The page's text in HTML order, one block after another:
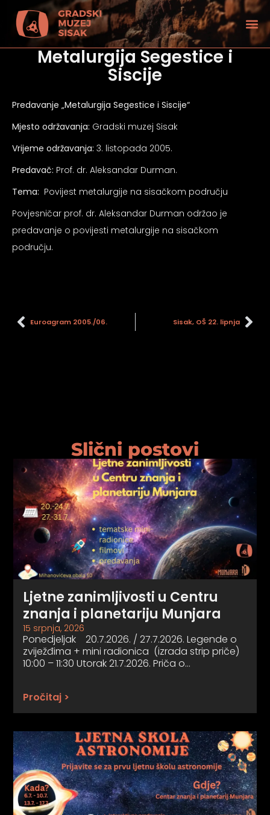
Metalurgija Segestice i
Siscije
Predavanje „Metalurgija Segestice i Siscije“
Mjesto održavanja: Gradski muzej Sisak
Vrijeme održavanja: 3. listopada 2005.
Predavač: Prof. dr. Aleksandar Durman.
Tema: Povijest metalurgije na sisačkom području
Povjesničar prof. dr. Aleksandar Durman održao je
predavanje o povijesti metalurgije na sisačkom
području.
Euroagram 2005./06. Sisak, OŠ 22. lipnja
Slični postovi
Ljetne zanimljivosti u Centru
znanja i planetariju Munjara
15 srpnja, 2026
Ponedjeljak 20.7.2026. / 27.7.2026. Legende o
zviježđima + mini radionica (izrada strip priče)
10:00 – 11:30 Utorak 21.7.2026. Priča o…
Pročitaj >
vida